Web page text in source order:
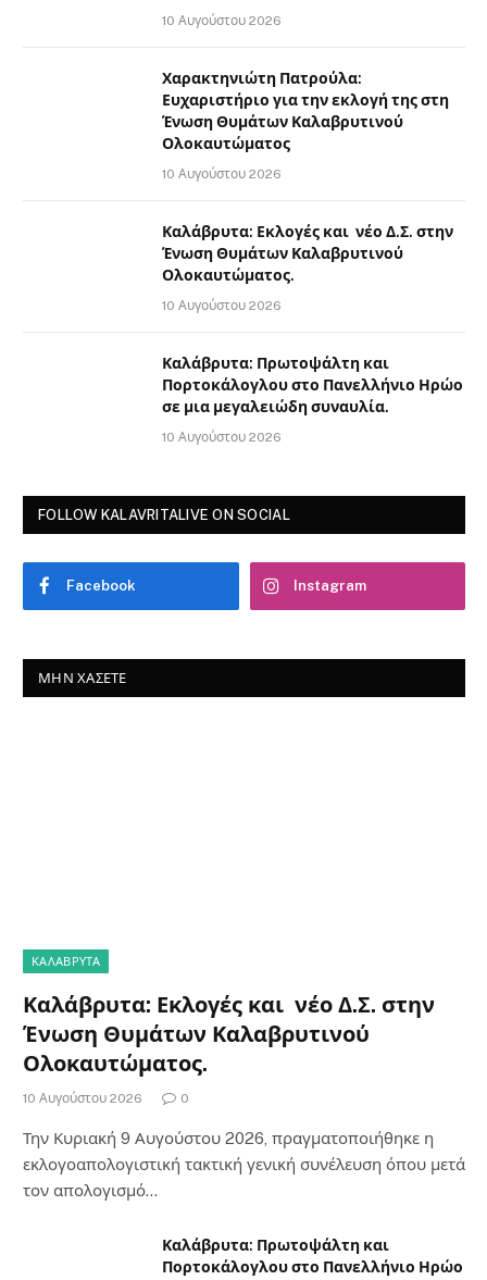
10 Αυγούστου 2026
Χαρακτηνιώτη Πατρούλα:
Ευχαριστήριο για την εκλογή της στη
Ένωση Θυμάτων Καλαβρυτινού
Ολοκαυτώματος
10 Αυγούστου 2026
Καλάβρυτα: Εκλογές και νέο Δ.Σ. στην
Ένωση Θυμάτων Καλαβρυτινού
Ολοκαυτώματος.
10 Αυγούστου 2026
Καλάβρυτα: Πρωτοψάλτη και
Πορτοκάλογλου στο Πανελλήνιο Ηρώο
σε μια μεγαλειώδη συναυλία.
10 Αυγούστου 2026
FOLLOW KALAVRITALIVE ON SOCIAL
Facebook Instagram
ΜΗΝ ΧΆΣΕΤΕ
ΚΑΛΆΒΡΥΤΑ
Καλάβρυτα: Εκλογές και νέο Δ.Σ. στην
Ένωση Θυμάτων Καλαβρυτινού
Ολοκαυτώματος.
10 Αυγούστου 2026 0
Την Κυριακή 9 Αυγούστου 2026, πραγματοποιήθηκε η
εκλογοαπολογιστική τακτική γενική συνέλευση όπου μετά
τον απολογισμό…
Καλάβρυτα: Πρωτοψάλτη και
Πορτοκάλογλου στο Πανελλήνιο Ηρώο